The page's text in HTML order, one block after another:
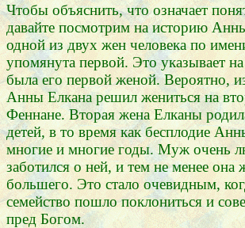
Чтобы объяснить, что означает
давайте посмотрим на историю
одной из двух жен человека по
упомянута первой. Это указывает
была его первой женой. Вероятно,
Анны Елкана решил жениться на
Феннане. Вторая жена Елканы
детей, в то время как бесплодие
многие и многие годы. Муж очень
заботился о ней, и тем не менее она
большего. Это стало очевидным,
семейство пошло поклониться и
пред Богом.